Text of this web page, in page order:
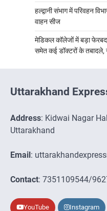
हल्द्वानी संभाग में परिवहन
वाहन सीज
मेडिकल कॉलेजों में बड़ा
समेत कई डॉक्टरों के तबादले,
Uttarakhand
Address: Kidwai Nagar
Uttarakhand
Email:
Contact: 7351109544/
YouTube Instagram